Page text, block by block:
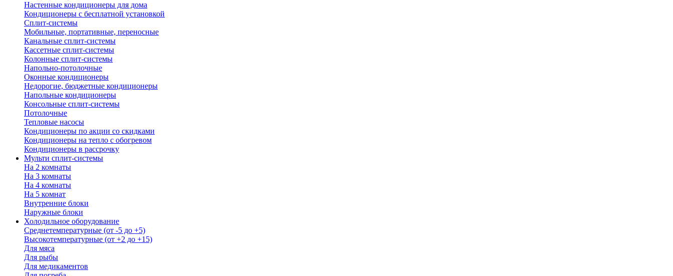
Настенные кондиционеры для дома
Кондиционеры с бесплатной установкой
Сплит-системы
Мобильные, портативные, переносные
Канальные сплит-системы
Кассетные сплит-системы
Колонные сплит-системы
Напольно-потолочные
Оконные кондиционеры
Недорогие, бюджетные кондиционеры
Напольные кондиционеры
Консольные сплит-системы
Потолочные
Тепловые насосы
Кондиционеры по акции со скидками
Кондиционеры на тепло с обогревом
Кондиционеры в рассрочку
Мульти сплит-системы
На 2 комнаты
На 3 комнаты
На 4 комнаты
На 5 комнат
Внутренние блоки
Наружные блоки
Холодильное оборудование
Среднетемпературные (от -5 до +5)
Высокотемпературные (от +2 до +15)
Для мяса
Для рыбы
Для медикаментов